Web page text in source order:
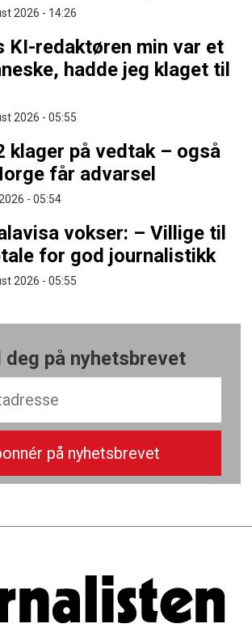
2026 - 14:26
KI-redaktøren min var et
hadde jeg klaget til
2026 - 05:55
klager på vedtak – også
får advarsel
- 05:54
vokser: – Villige til
for god journalistikk
2026 - 05:55
deg på nyhetsbrevet